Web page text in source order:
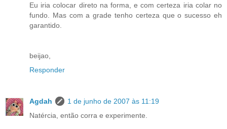
Eu iria colocar direto na forma, e com certeza iria colar no
fundo. Mas com a grade tenho certeza que o sucesso eh
garantido.
beijao,
Responder
Agdah
1 de junho de 2007 às 11:19
Natércia, então corra e experimente.